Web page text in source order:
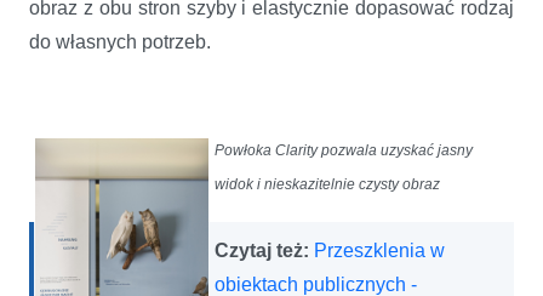
obraz z obu stron szyby i elastycznie dopasować rodzaj
do własnych potrzeb.
Powłoka Clarity pozwala uzyskać jasny
widok i nieskazitelnie czysty obraz
Czytaj też: Przeszklenia w
obiektach publicznych -